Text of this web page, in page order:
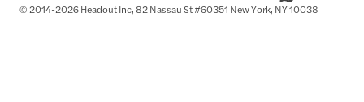
© 2014-2026 Headout Inc, 82 Nassau St #60351 New York, NY 10038